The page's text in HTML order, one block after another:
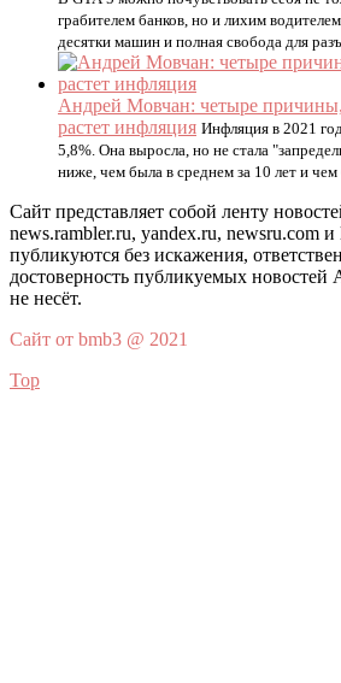
грабителем банков, но и лихим
десятки машин и полная свобода для
Андрей Мовчан: четыре
растет инфляция Инфляция в 2021
5,8%. Она выросла, но не стала
ниже, чем была в среднем за 10 лет и
Сайт представляет собой ленту
news.rambler.ru, yandex.ru, newsru.com
публикуются без искажения,
достоверность публикуемых новостей
не несёт.
Сайт от bmb3 @ 2021
Top